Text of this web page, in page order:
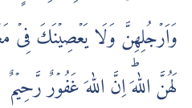
وَاَرۡجُلِهِنَّ وَلَا يَعۡصِيۡنَكَ فِىۡ
لَهُنَّ اللّٰهَ‌ؕ اِنَّ اللّٰهَ غَفُوۡرٌ رَّحِيۡمٌ‏